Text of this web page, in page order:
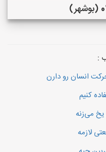
:
انسان رو دارن
می‌زنه
لازمه